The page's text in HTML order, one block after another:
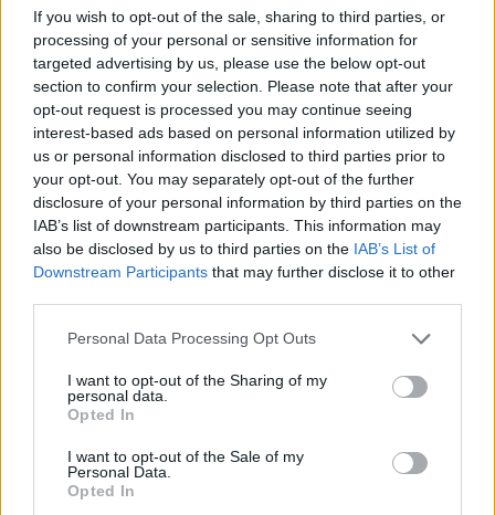
If you wish to opt-out of the sale, sharing to third parties, or
processing of your personal or sensitive information for
targeted advertising by us, please use the below opt-out
section to confirm your selection. Please note that after your
opt-out request is processed you may continue seeing
interest-based ads based on personal information utilized by
us or personal information disclosed to third parties prior to
your opt-out. You may separately opt-out of the further
disclosure of your personal information by third parties on the
IAB’s list of downstream participants. This information may
also be disclosed by us to third parties on the IAB’s List of
Downstream Participants that may further disclose it to other
Personal Data Processing Opt Outs
I want to opt-out of the Sharing of my
personal data.
Opted In
I want to opt-out of the Sale of my
Personal Data.
Opted In
ΕΦΗΜΕΡΕΥΟΝΤΑ ΝΟΣΟΚΟΜΕΙΑ
Δείτε ποιάνοσοκομείαεφημερεύουν